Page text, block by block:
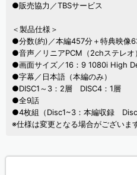
●販売協力／TBSサービス
＜製品仕様＞
●分数(約)／本編457分＋特典映像
●音声／リニアPCM（2chステレオ）
●画面サイズ／16：9 1080i High
●字幕／日本語（本編のみ）
●DISC1～3：2層 DISC4：1層
●全9話
●4枚組（Disc1~3：本編収録
※仕様は変更となる場合がございます